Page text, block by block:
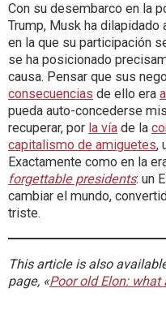
Con su desembarco en la
Trump, Musk ha dilapidado
en la que su participación
se ha posicionado
causa. Pensar que sus
consecuencias de ello era
pueda auto-concederse
recuperar, por la vía de la
capitalismo de amiguetes,
Exactamente como en la
forgettable presidents: un
cambiar el mundo,
triste.
This article is also
page, «Poor old Elon: what